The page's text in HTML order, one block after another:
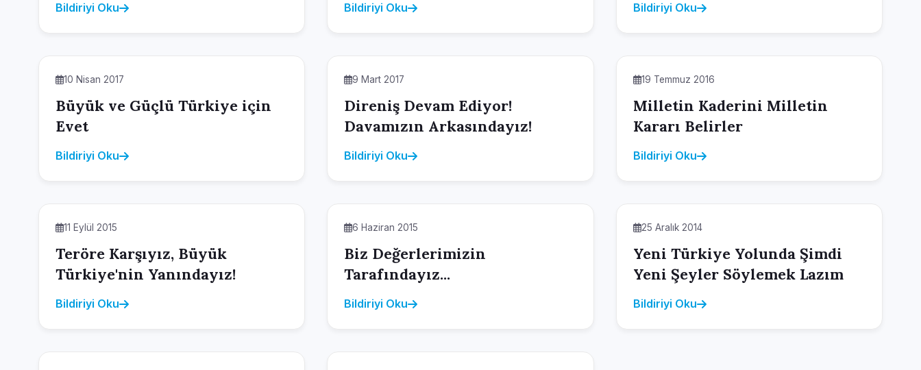
Bildiriyi Oku Bildiriyi Oku Bildiriyi Oku
10 Nisan 2017
Büyük ve Güçlü Türkiye için
Evet
Bildiriyi Oku
9 Mart 2017
Direniş Devam Ediyor!
Davamızın Arkasındayız!
Bildiriyi Oku
19 Temmuz 2016
Milletin Kaderini Milletin
Kararı Belirler
Bildiriyi Oku
11 Eylül 2015
Teröre Karşıyız, Büyük
Türkiye'nin Yanındayız!
Bildiriyi Oku
6 Haziran 2015
Biz Değerlerimizin
Tarafındayız...
Bildiriyi Oku
25 Aralık 2014
Yeni Türkiye Yolunda Şimdi
Yeni Şeyler Söylemek Lazım
Bildiriyi Oku